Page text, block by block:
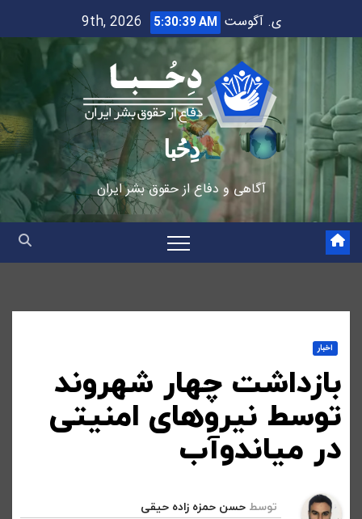
to
ی. آگوست 9th, 2026 5:30:40 AM
دِحُبا
آگاهی و دفاع از حقوق بشر ایران
اخبار
بازداشت چهار شهروند
توسط نیروهای امنیتی
در میاندوآب
توسط حسن حمزه زاده حیقی